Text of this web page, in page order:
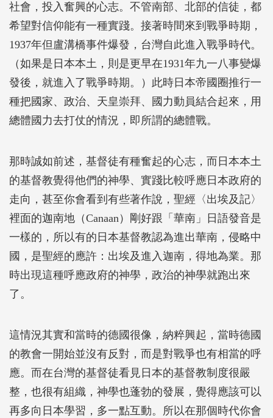
社會，投入奮興的心志。不管南部、北部的信徒，都
希望對信仰能有一種實踐。接著時間來到戰爭時期，
1937年但盧溝橋事件爆發，台灣自此進入戰爭時代。
（如果是日本本土，則是更早在1931年九一八事變爆
發後，就進入了戰爭時期。）此時日本帝國圈推行一
種把國家、政治、天皇崇拜、國力動員結合起來，用
總體國力去打仗的情況，即所謂的總體戰。
那時誠如前述，基督徒有種奮起的心志，而日本本土
的基督教覺得他們的神學、實踐比較呼應日本政府的
走向，甚至你會看到有些著作說，聖經〈出埃及記〉
裡面的迦南地（Canaan）剛好跟「華南」日語發音是
一樣的，所以有的日本基督教認為進出華南，侵略中
國，是聖經的應許：出埃及進入迦南，得地為業。那
時出現這種呼應政府的神學，政治的神學就跑出來
了。
這情況其實和當時的德國很像，納粹興起，當時德國
的教會一開始並沒有反對，而是對戰爭也有相當的呼
應。而在台灣的基督徒看見日本的基督教制度很嚴
整，也很有組織，神學也蓬勃的發展，覺得應該可以
再多向日本學習，多一點互動。所以在那個時代你會